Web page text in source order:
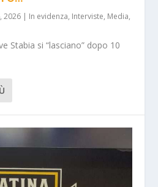
2026 | In evidenza, Interviste, Media,
Stabia si “lasciano” dopo 10